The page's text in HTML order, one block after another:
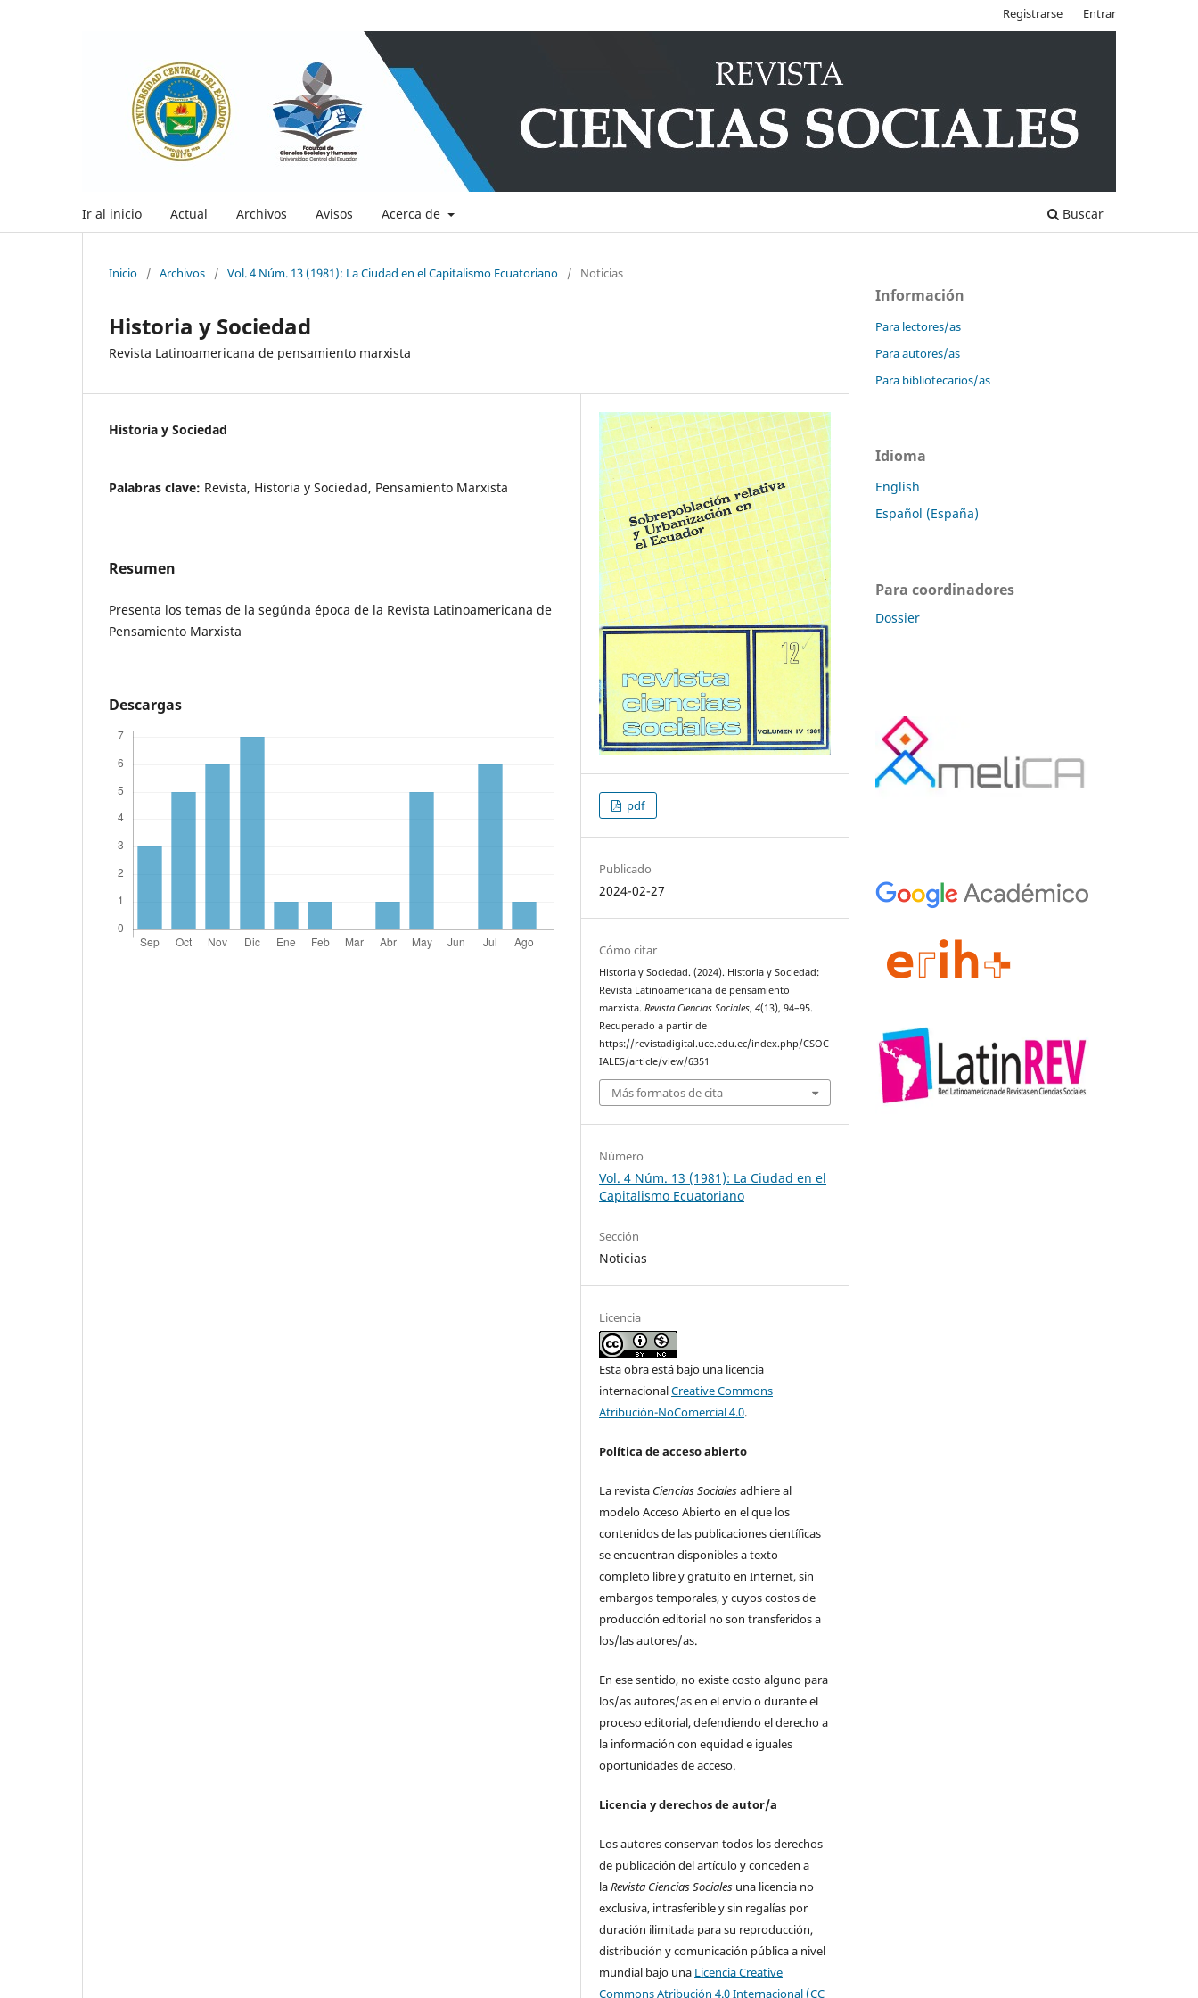
Ir al inicio Actual Archivos Avisos Acerca de Buscar
Registrarse Entrar
Inicio / Archivos / Vol. 4 Núm. 13 (1981): La Ciudad en el Capitalismo Ecuatoriano / Noticias
Historia y Sociedad
Revista Latinoamericana de pensamiento marxista
Historia y Sociedad
Palabras clave: Revista, Historia y Sociedad, Pensamiento Marxista
Resumen
Presenta los temas de la segúnda época de la Revista Latinoamericana de
Pensamiento Marxista
Descargas
pdf
Publicado
2024-02-27
Cómo citar
Historia y Sociedad. (2024). Historia y Sociedad:
Revista Latinoamericana de pensamiento
marxista.Revista Ciencias Sociales,4(13), 94–95.
Recuperado a partir de
https://revistadigital.uce.edu.ec/index.php/CSOC
IALES/article/view/6351
Más formatos de cita
Número
Vol. 4 Núm. 13 (1981): La Ciudad en el
Capitalismo Ecuatoriano
Sección
Noticias
Licencia
Esta obra está bajo una licencia
internacionalCreative Commons
Atribución-NoComercial 4.0.
Política de acceso abierto
La revista Ciencias Socialesadhiere al
modelo Acceso Abierto en el que los
contenidos de las publicaciones científicas
se encuentran disponibles a texto
completo libre y gratuito en Internet, sin
embargos temporales, y cuyos costos de
producción editorial no son transferidos a
los/las autores/as.
En ese sentido, no existe costo alguno para
los/as autores/as en el envío o durante el
proceso editorial, defendiendo el derecho a
la información con equidad e iguales
oportunidades de acceso.
Licencia y derechos de autor/a
Los autores conservan todos los derechos
de publicación del artículo y conceden a
laRevista Ciencias Sociales una licencia no
exclusiva, intrasferible y sin regalías por
duración ilimitada para su reproducción,
distribución y comunicación pública a nivel
mundial bajo una Licencia Creative
Commons Atribución 4.0 Internacional (CC
Información
Para lectores/as
Para autores/as
Para bibliotecarios/as
Idioma
English
Español (España)
Para coordinadores
Dossier